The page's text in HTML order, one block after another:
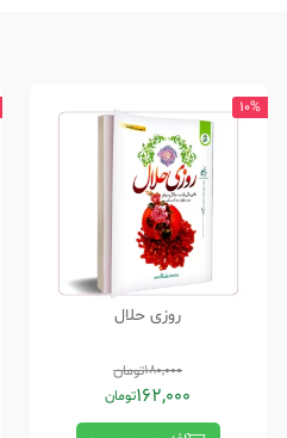
10%
روزی حلال
180,000تومان
162,000تومان